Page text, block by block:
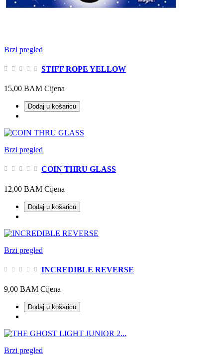
Brzi pregled
STIFF ROPE YELLOW
15,00 BAM Cijena
Dodaj u košaricu
Brzi pregled
COIN THRU GLASS
12,00 BAM Cijena
Dodaj u košaricu
Brzi pregled
INCREDIBLE REVERSE
9,00 BAM Cijena
Dodaj u košaricu
Brzi pregled